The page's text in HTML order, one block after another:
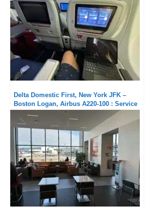
Delta Domestic First, New York JFK –
Boston Logan, Airbus A220-100 : Service